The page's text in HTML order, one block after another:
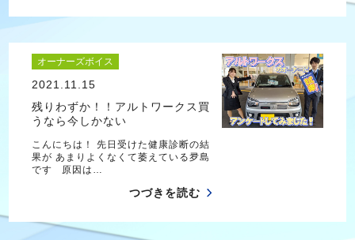
オーナーズボイス
2021.11.15
残りわずか！！アルトワークス買
うなら今しかない
こんにちは！ 先日受けた健康診断の結
果が あまりよくなくて萎えている夛島
です 原因は…
つづきを読む